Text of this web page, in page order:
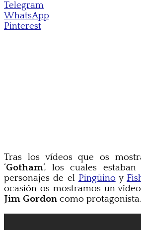
Telegram
WhatsApp
Pinterest
Tras los vídeos que os
‘Gotham‘, los cuales
personajes de el Pingüinoy
ocasión os mostramos un
Jim Gordon como protagonista.